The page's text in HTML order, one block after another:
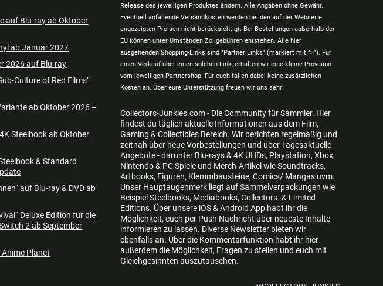
auf Blu-ray ab Oktober
ab Januar 2027
2026 auf Blu-ray
Culture of Red Films“
ab Oktober 2026 –
Steelbook ab Oktober
& Standard
auf Blu-ray & DVD ab
Deluxe Edition für die
2 ab September
Planet
Release des jeweiligen Produktes ändern. Alle Angaben ohne Gewähr.
Eventuell anfallende Versandkosten werden bei den auf der Webseite
angezeigten Preisen nicht berücksichtigt. Bei Bestellungen außerhalb der
EU können unter Umständen Zollgebühren entstehen. Alle hier
ausgehenden Shopping-Links sind "Partner Links" (markiert mit ">"). Für
einen Verkauf über einen solchen Link, erhalten wir eine kleine Provision
vom jeweiligen Partnershop. Für euch fallen dabei keine zusätzlichen
Kosten an. Über eure Unterstützung freuen wir uns sehr!
Collectors-Junkies.com - Die Community für Sammler. Hier
findest du täglich aktuelle Informationen aus dem Film,
Gaming & Collectibles Bereich. Wir berichten regelmäßig und
zeitnah über neue Vorbestellungen und über Tagesaktuelle
Angebote - darunter Blu-rays & 4K UHDs, Playstation, Xbox,
Nintendo & PC Spiele und Merch-Artikel wie Soundtracks,
Artbooks, Figuren, Klemmbausteine, Comics/ Mangas uvm.
Unser Hauptaugenmerk liegt auf Sammelverpackungen wie
Beispiel Steelbooks, Mediabooks, Collectors- & Limited
Editions. Über unsere iOS & Android App habt ihr die
Möglichkeit, euch per Push Nachricht über neueste Inhalte
informieren zu lassen. Diverse Newsletter bieten wir
ebenfalls an. Über die Kommentarfunktion habt ihr hier
außerdem die Möglichkeit, Fragen zu stellen und euch mit
Gleichgesinnten auszutauschen.